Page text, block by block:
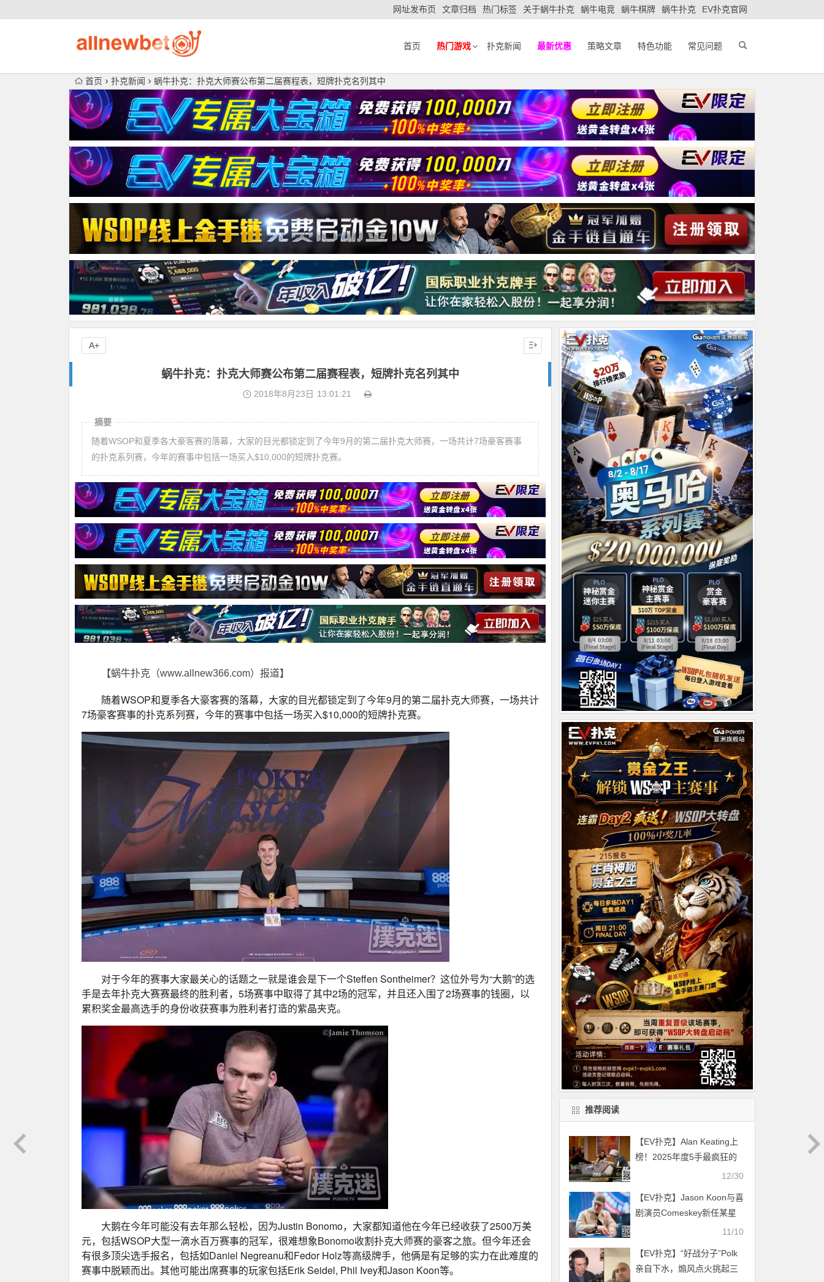
网址发布页 文章归档 热门标签 关于蜗牛扑克 蜗牛电竞 蜗牛棋牌 蜗牛扑克 EV扑克官网
首页 热门游戏 扑克新闻 最新优惠 策略文章 特色功能 常见问题
首页 扑克新闻 蜗牛扑克：扑克大师赛公布第二届赛程表，短牌扑克名列其中
蜗牛扑克：扑克大师赛公布第二届赛程表，短牌扑克名列其中
2018年8月23日 13:01:21
摘要
随着WSOP和夏季各大豪客赛的落幕，大家的目光都锁定到了今年9月的第二届扑克大师赛，一场共计7场豪客赛事
的扑克系列赛，今年的赛事中包括一场买入$10,000的短牌扑克赛。
【蜗牛扑克（www.allnew366.com）报道】
随着WSOP和夏季各大豪客赛的落幕，大家的目光都锁定到了今年9月的第二届扑克大师赛，一场共计
7场豪客赛事的扑克系列赛，今年的赛事中包括一场买入$10,000的短牌扑克赛。
对于今年的赛事大家最关心的话题之一就是谁会是下一个Steffen Sontheimer？这位外号为“大鹅”的选
手是去年扑克大赛赛最终的胜利者，5场赛事中取得了其中2场的冠军，并且还入围了2场赛事的钱圈，以
累积奖金最高选手的身份收获赛事为胜利者打造的紫晶夹克。
大鹅在今年可能没有去年那么轻松，因为Justin Bonomo，大家都知道他在今年已经收获了2500万美
元，包括WSOP大型一滴水百万赛事的冠军，很难想象Bonomo收割扑克大师赛的豪客之旅。但今年还会
有很多顶尖选手报名，包括如Daniel Negreanu和Fedor Holz等高级牌手，他俩是有足够的实力在此难度的
赛事中脱颖而出。其他可能出席赛事的玩家包括Erik Seidel, Phil Ivey和Jason Koon等。
A+
推荐阅读
【EV扑克】Alan Keating上
榜！2025年度5手最疯狂的
12/30
【EV扑克】Jason Koon与喜
剧演员Comeskey新任某星
扑克形象大使 Becker或将在
投注
11/10
【EV扑克】“好战分子”Polk
亲自下水，煽风点火挑起三